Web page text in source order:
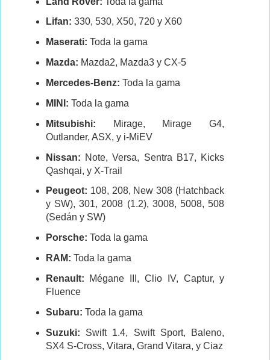
Lifan: 330, 530, X50, 720 y X60
Maserati: Toda la gama
Mazda: Mazda2, Mazda3 y CX-5
Mercedes-Benz: Toda la gama
MINI: Toda la gama
Mitsubishi: Mirage, Mirage G4,
Outlander, ASX, y i-MiEV
Nissan: Note, Versa, Sentra B17, Kicks
Qashqai, y X-Trail
Peugeot: 108, 208, New 308 (Hatchback
y SW), 301, 2008 (1.2), 3008, 5008, 508
(Sedán y SW)
Porsche: Toda la gama
RAM: Toda la gama
Renault: Mégane III, Clio IV, Captur, y
Fluence
Subaru: Toda la gama
Suzuki: Swift 1.4, Swift Sport, Baleno,
SX4 S-Cross, Vitara, Grand Vitara, y Ciaz